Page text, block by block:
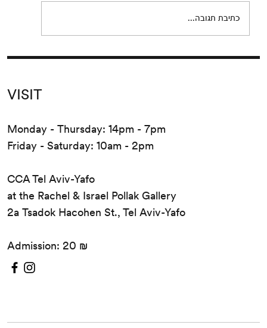
כתיבת תגובה...
VISIT
Monday - Thursday: 14pm - 7pm
Friday - Saturday: 10am - 2pm
CCA Tel Aviv-Yafo
at the Rachel & Israel Pollak Gallery
2a Tsadok Hacohen St., Tel Aviv-Yafo
Admission: 20 ₪